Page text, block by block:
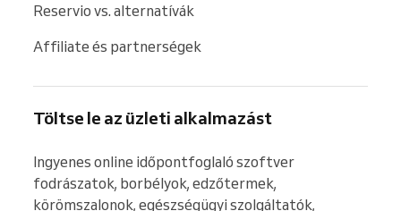
Reservio vs. alternatívák
Affiliate és partnerségek
Töltse le az üzleti alkalmazást
Ingyenes online időpontfoglaló szoftver
fodrászatok, borbélyok, edzőtermek,
körömszalonok, egészségügyi szolgáltatók,